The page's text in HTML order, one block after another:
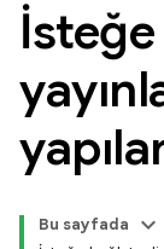
İsteğe
Bu sayfada